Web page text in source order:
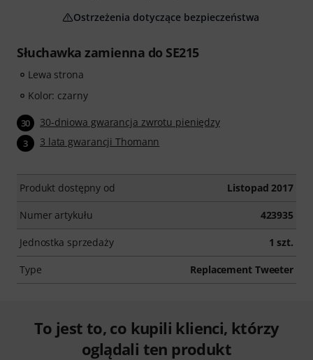
Słuchawka zamienna do SE215
Lewa strona
Kolor: czarny
30 30-dniowa gwarancja zwrotu pieniędzy
3 3 lata gwarancji Thomann
Produkt dostępny od Listopad 2017
Numer artykułu 423935
Jednostka sprzedaży 1 szt.
Type Replacement Tweeter
Ostrzeżenia dotyczące bezpieczeństwa
To jest to, co kupili klienci, którzy
oglądali ten produkt